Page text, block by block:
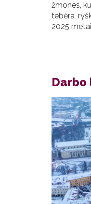
žmones,
tebėra
2025
Darbo